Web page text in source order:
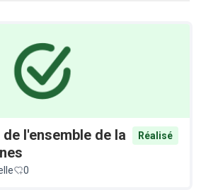
l'ensemble de la
Réalisé
0